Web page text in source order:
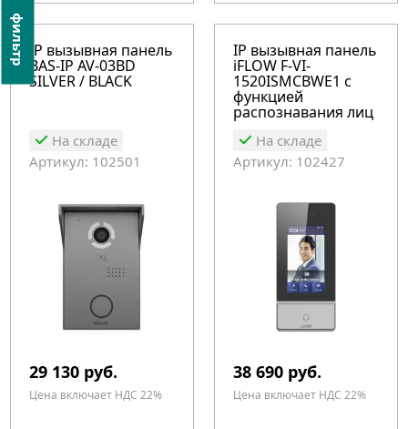
фильтр IP вызывная панель
BAS-IP AV-03BD
SILVER / BLACK
На складе
Артикул: 102501
29 130 руб.
Цена включает НДС 22%
IP вызывная панель
iFLOW F-VI-
1520ISMCBWE1 с
функцией
распознавания лиц
2Мп
На складе
Артикул: 102427
38 690 руб.
Цена включает НДС 22%